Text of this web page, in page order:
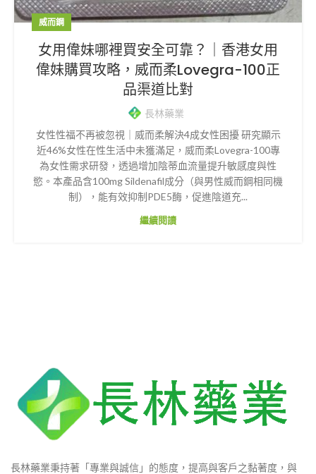
威而鋼
女用偉妹哪裡買安全可靠？｜香港女用
偉妹購買攻略，威而柔Lovegra-100正
品渠道比對
長林藥業
女性性福不再被忽視｜威而柔解決4成女性困擾 研究顯示
近46%女性在性生活中未獲滿足，威而柔Lovegra-100專
為女性需求研發，透過增加陰蒂血流量提升敏感度與性
慾。本產品含100mg Sildenafil成分（與男性威而鋼相同機
制），能有效抑制PDE5酶，促進陰道充...
繼續閱讀
長林藥業秉持著「專業與誠信」的態度，提高與客戶之黏著度，與